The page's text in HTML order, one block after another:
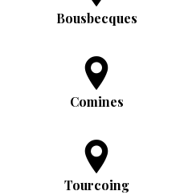
Bousbecques
Comines
Tourcoing